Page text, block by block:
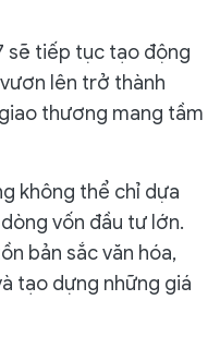
sẽ tiếp tục tạo động
lên trở thành
thương mang tầm
không thể chỉ dựa
vốn đầu tư lớn.
bản sắc văn hóa,
tạo dựng những giá